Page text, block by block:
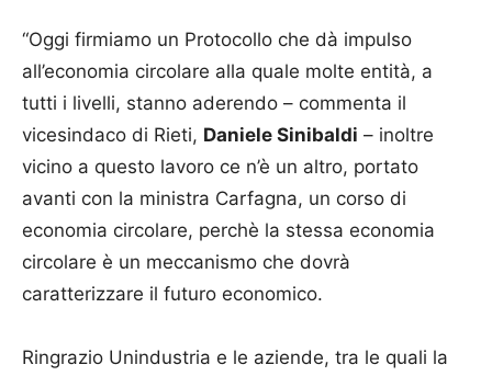
“Oggi firmiamo un Protocollo che dà impulso
all’economia circolare alla quale molte entità, a
tutti i livelli, stanno aderendo – commenta il
vicesindaco di Rieti, Daniele Sinibaldi – inoltre
vicino a questo lavoro ce n’è un altro, portato
avanti con la ministra Carfagna, un corso di
economia circolare, perchè la stessa economia
circolare è un meccanismo che dovrà
caratterizzare il futuro economico.
Ringrazio Unindustria e le aziende, tra le quali la